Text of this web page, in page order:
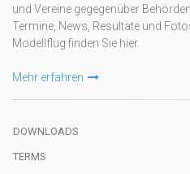
und Vereine gegegenüber
Termine, News, Resultate und
Modellflug finden Sie hier.
Mehr erfahren
DOWNLOADS
TERMS